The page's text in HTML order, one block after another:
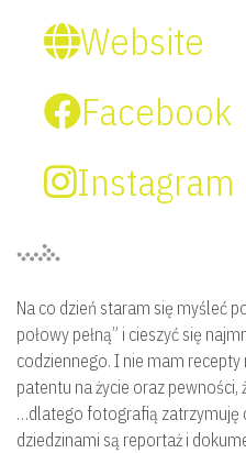
Website
Facebook
Instagram
Na co dzień staram się myśleć
połowy pełną” i cieszyć się
codziennego. I nie mam recepty
patentu na życie oraz
…dlatego fotografią zatrzymuję
dziedzinami są reportaż i